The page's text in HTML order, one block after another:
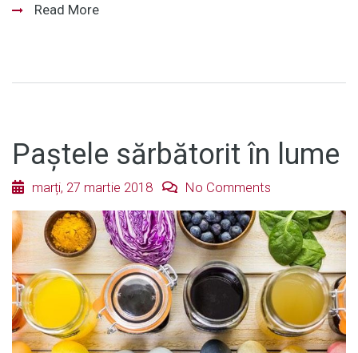
Read More
Paștele sărbătorit în lume
marți, 27 martie 2018 No Comments